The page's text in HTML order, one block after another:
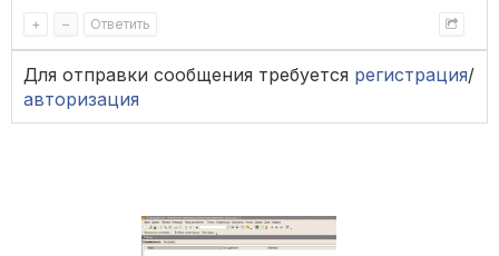
+ – Ответить
Для отправки сообщения требуется регистрация/
авторизация